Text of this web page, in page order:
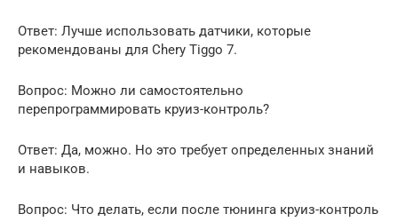
Ответ: Лучше использовать датчики, которые
рекомендованы для Chery Tiggo 7.
Вопрос: Можно ли самостоятельно
перепрограммировать круиз-контроль?
Ответ: Да, можно. Но это требует определенных знаний
и навыков.
Вопрос: Что делать, если после тюнинга круиз-контроль